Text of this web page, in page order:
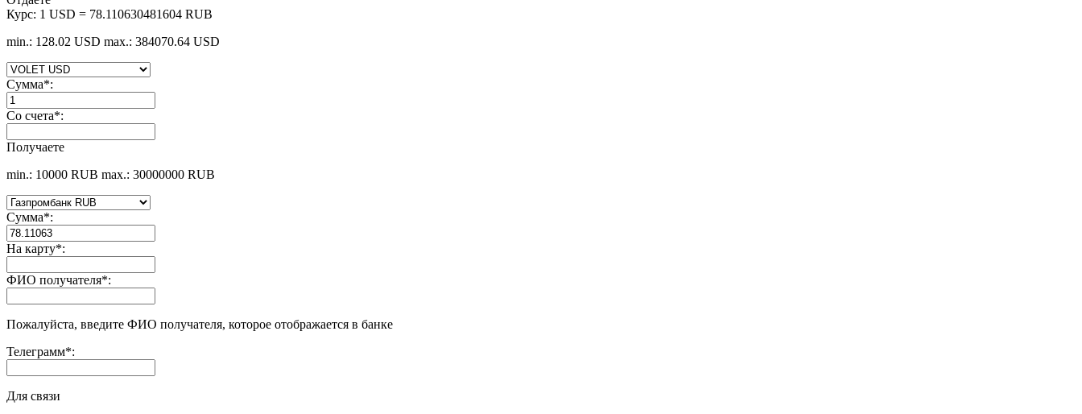
Курс: 1 USD = 78.110630481604 RUB
min.: 128.02 USD max.: 384070.64 USD
Сумма*:
Со счета*:
Получаете
min.: 10000 RUB max.: 30000000 RUB
Сумма*:
На карту*:
ФИО получателя*:
Пожалуйста, введите ФИО получателя, которое отображается в банке
Телеграмм*:
Для связи